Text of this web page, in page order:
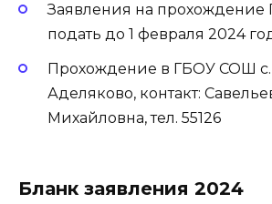
Заявления на прохождение
подать до 1 февраля 2024
Прохождение в ГБОУ СОШ
Аделяково, контакт:
Михайловна, тел. 55126
Бланк заявления 2024